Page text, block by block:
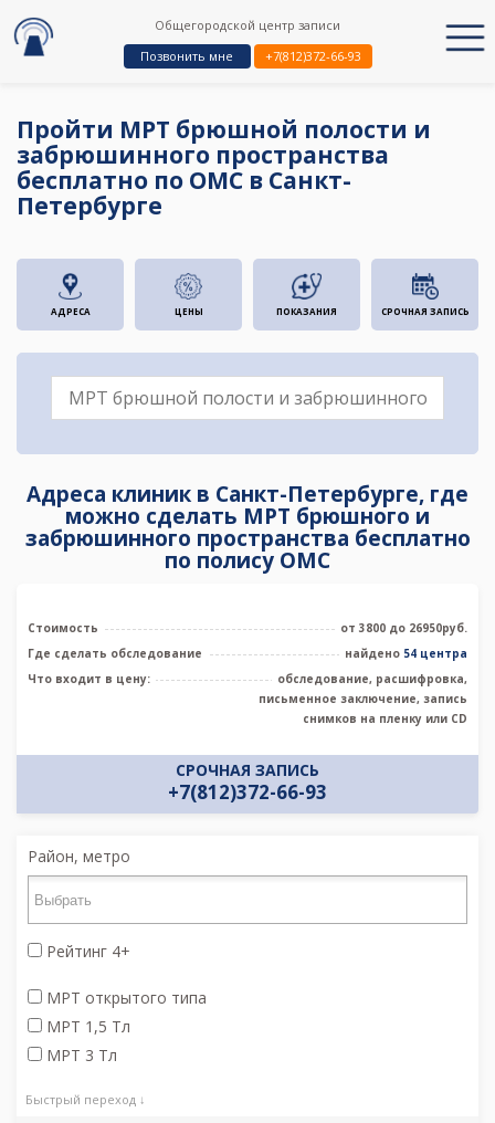
Общегородской центр записи
Позвонить мне
+7(812)372-66-93
Пройти МРТ брюшной полости и
забрюшинного пространства
бесплатно по ОМС в Санкт-
Петербурге
АДРЕСА ЦЕНЫ ПОКАЗАНИЯ СРОЧНАЯ ЗАПИСЬ
Адреса клиник в Санкт-Петербурге, где
можно сделать МРТ брюшного и
забрюшинного пространства бесплатно
по полису ОМС
Стоимость
от 3800 до 26950руб.
Где сделать обследование
найдено 54 центра
Что входит в цену:
обследование, расшифровка,
письменное заключение, запись
снимков на пленку или CD
СРОЧНАЯ ЗАПИСЬ
+7(812)372-66-93
Район, метро
Рейтинг 4+
МРТ открытого типа
МРТ 1,5 Тл
МРТ 3 Тл
Быстрый переход ↓